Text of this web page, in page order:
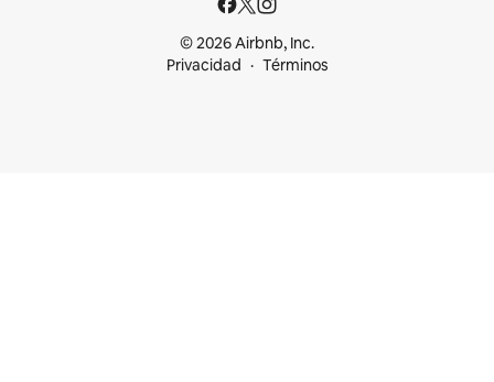
© 2026 Airbnb, Inc.
Privacidad
Términos